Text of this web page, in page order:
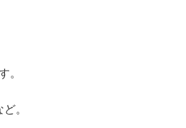
。
。